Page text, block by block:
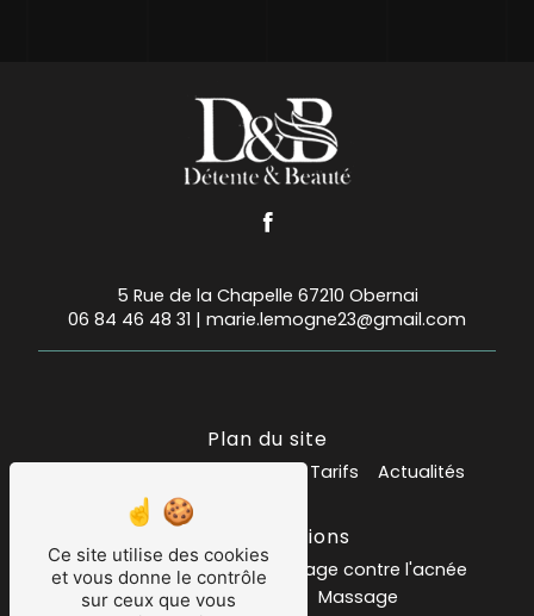
5 Rue de la Chapelle 67210 Obernai
06 84 46 48 31 | marie.lemogne23@gmail.com
Plan du site
Tarifs Actualités
Nos prestations
Institut de beauté
soin visage contre l'acnée
Salon de massage
Massage
Ce site utilise des cookies
et vous donne le contrôle
sur ceux que vous